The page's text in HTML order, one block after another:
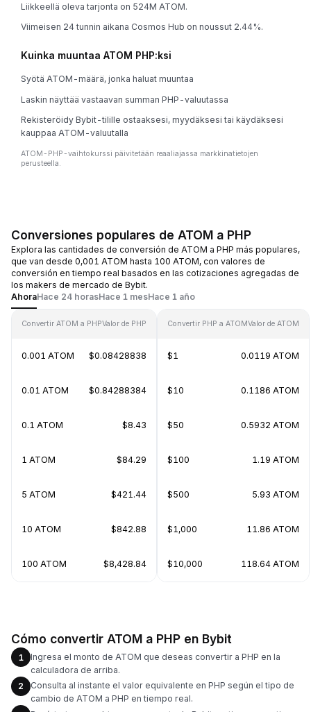
Liikkeellä oleva tarjonta on 524M ATOM.
Viimeisen 24 tunnin aikana Cosmos Hub on noussut 2.44%.
Kuinka muuntaa ATOM PHP:ksi
Syötä ATOM-määrä, jonka haluat muuntaa
Laskin näyttää vastaavan summan PHP-valuutassa
Rekisteröidy Bybit-tilille ostaaksesi, myydäksesi tai käydäksesi
kauppaa ATOM-valuutalla
ATOM-PHP-vaihtokurssi päivitetään reaaliajassa markkinatietojen
perusteella.
Conversiones populares de ATOM a PHP
Explora las cantidades de conversión de ATOM a PHP más populares,
que van desde 0,001 ATOM hasta 100 ATOM, con valores de
conversión en tiempo real basados en las cotizaciones agregadas de
los makers de mercado de Bybit.
AhoraHace 24 horasHace 1 mesHace 1 año
Convertir ATOM a PHPValor de PHP
0.001 ATOM $0.08428838
0.01 ATOM $0.84288384
0.1 ATOM $8.43
1 ATOM $84.29
5 ATOM $421.44
10 ATOM $842.88
100 ATOM $8,428.84
Convertir PHP a ATOMValor de ATOM
$1 0.0119 ATOM
$10 0.1186 ATOM
$50 0.5932 ATOM
$100 1.19 ATOM
$500 5.93 ATOM
$1,000 11.86 ATOM
$10,000 118.64 ATOM
Cómo convertir ATOM a PHP en Bybit
1
Ingresa el monto de ATOM que deseas convertir a PHP en la
calculadora de arriba.
2
Consulta al instante el valor equivalente en PHP según el tipo de
cambio de ATOM a PHP en tiempo real.